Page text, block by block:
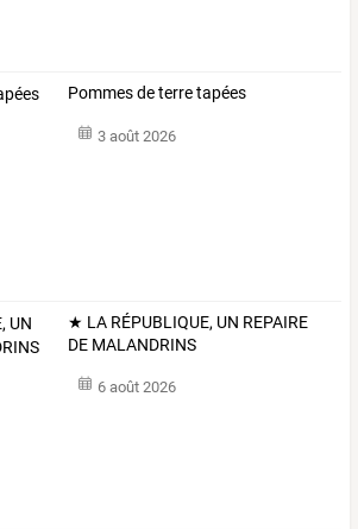
Pommes de terre tapées
3 août 2026
★ LA RÉPUBLIQUE, UN REPAIRE
DE MALANDRINS
6 août 2026